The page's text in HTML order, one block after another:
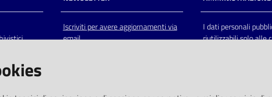
fax
Iscriviti per avere aggiornamenti via
email
I dati personali
riutilizzabili solo alle